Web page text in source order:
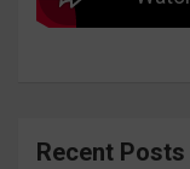
Recent Posts